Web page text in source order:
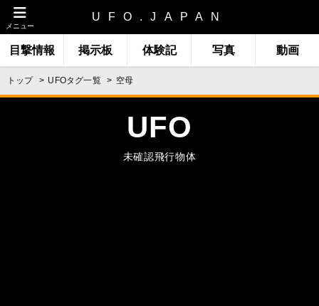
メニュー
UFO.JAPAN
目撃情報 掲示板 体験記 写真 動画
トップ UFOタグ一覧 空母
UFO
未確認飛行物体